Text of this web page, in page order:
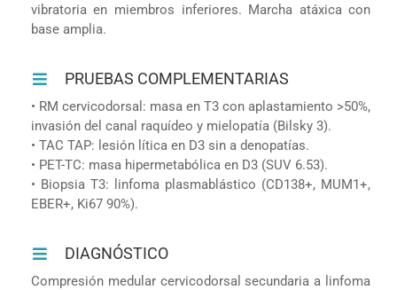
vibratoria en miembros inferiores. Marcha atáxica con
base amplia.
PRUEBAS COMPLEMENTARIAS
• RM cervicodorsal: masa en T3 con aplastamiento >50%,
invasión del canal raquídeo y mielopatía (Bilsky 3).
• TAC TAP: lesión lítica en D3 sin a denopatías.
• PET-TC: masa hipermetabólica en D3 (SUV 6.53).
• Biopsia T3: linfoma plasmablástico (CD138+, MUM1+,
EBER+, Ki67 90%).
DIAGNÓSTICO
Compresión medular cervicodorsal secundaria a linfoma